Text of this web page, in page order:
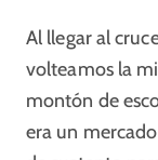
Al llegar al
volteamos la
montón de
era un